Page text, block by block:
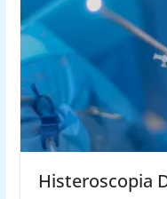
Histeroscopia